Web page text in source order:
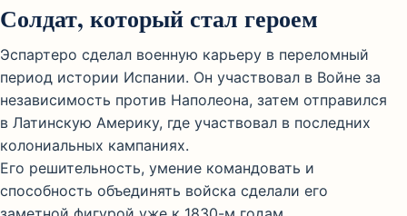
Солдат, который стал героем
Эспартеро сделал военную карьеру в переломный
период истории Испании. Он участвовал в Войне за
независимость против Наполеона, затем отправился
в Латинскую Америку, где участвовал в последних
колониальных кампаниях.
Его решительность, умение командовать и
способность объединять войска сделали его